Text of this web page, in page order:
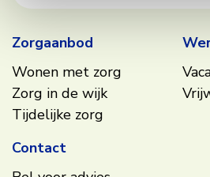
Zorgaanbod
Wonen met zorg
Zorg in de wijk
Tijdelijke zorg
Contact